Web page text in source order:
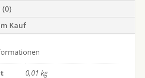
Kauf
0,01 kg